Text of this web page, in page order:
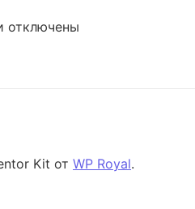
к записи Age-related
отключены
Kit от WP Royal.